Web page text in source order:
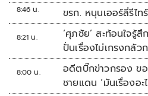
8:46 น. ขรก. หนุนเออร์ลี่รีไ
8:21 น.
‘ศุภชัย’ สะท้อนใจรู้
ปั่นเรื่องไม่เกรงกลัว
8:00 น.
อดีตบิ๊กข่าวกรอง ข
ชายแดน ‘มันเรื่องอะ